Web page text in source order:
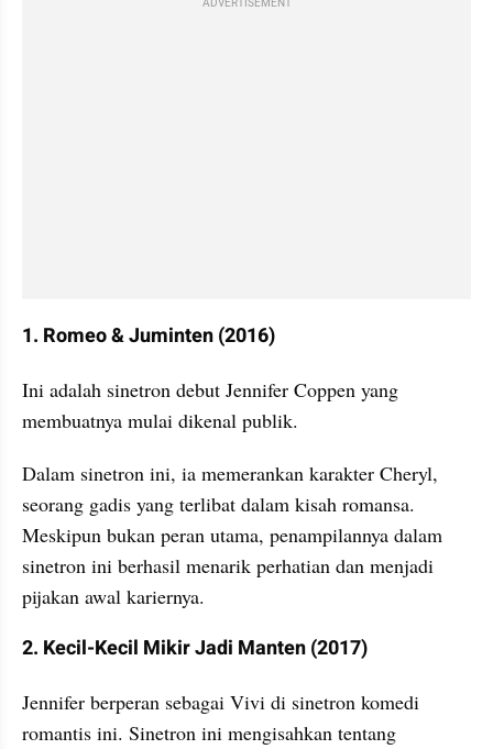
ADVERTISEMENT
1. Romeo & Juminten (2016)
Ini adalah sinetron debut Jennifer Coppen yang
membuatnya mulai dikenal publik.
Dalam sinetron ini, ia memerankan karakter Cheryl,
seorang gadis yang terlibat dalam kisah romansa.
Meskipun bukan peran utama, penampilannya dalam
sinetron ini berhasil menarik perhatian dan menjadi
pijakan awal kariernya.
2. Kecil-Kecil Mikir Jadi Manten (2017)
Jennifer berperan sebagai Vivi di sinetron komedi
romantis ini. Sinetron ini mengisahkan tentang